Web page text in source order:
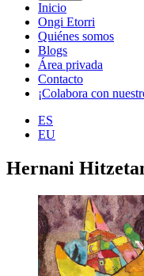
Inicio
Ongi Etorri
Quiénes somos
Blogs
Área privada
Contacto
¡Colabora con
ES
EU
Hernani